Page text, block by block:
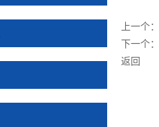
上一个：
下一个：
返回